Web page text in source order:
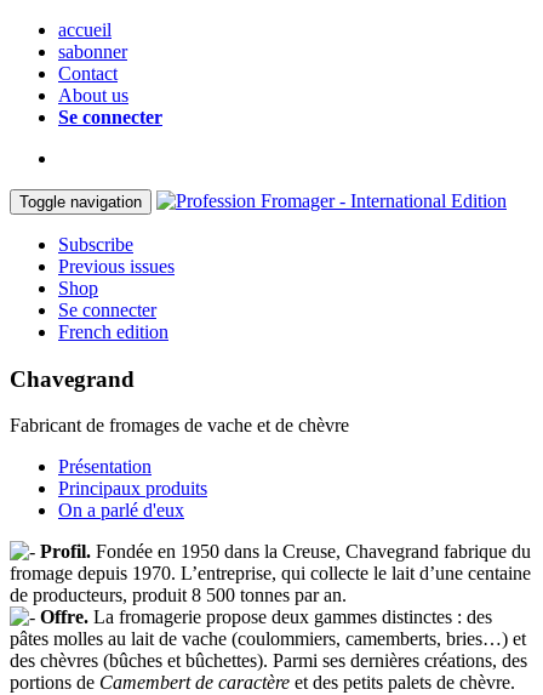
accueil
sabonner
Contact
About us
Se connecter
Toggle navigation
Subscribe
Previous issues
Shop
Se connecter
French edition
Chavegrand
Fabricant de fromages de vache et de chèvre
Présentation
Principaux produits
On a parlé d'eux
Profil. Fondée en 1950 dans la Creuse, Chavegrand fabrique du
fromage depuis 1970. L’entreprise, qui collecte le lait d’une centaine
de producteurs, produit 8 500 tonnes par an.
Offre. La fromagerie propose deux gammes distinctes : des
pâtes molles au lait de vache (coulommiers, camemberts, bries…) et
des chèvres (bûches et bûchettes). Parmi ses dernières créations, des
portions de Camembert de caractère et des petits palets de chèvre.